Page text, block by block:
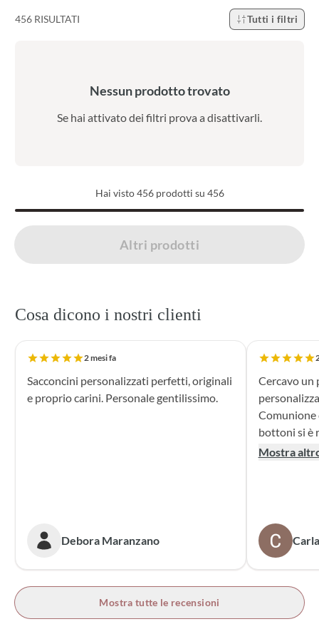
456 RISULTATI Tutti i filtri
Nessun prodotto trovato
Se hai attivato dei filtri prova a disattivarli.
Hai visto456prodotti su 456
Altri prodotti
Cosa dicono i nostri clienti
2 mesi fa
Sacconcini personalizzati perfetti, originali
e proprio carini. Personale gentilissimo.
Debora Maranzano
Cercavo
Comunione di
bottoni si è
supporto
prossime
bottoni!
Mostra
Mostra tutte le recensioni